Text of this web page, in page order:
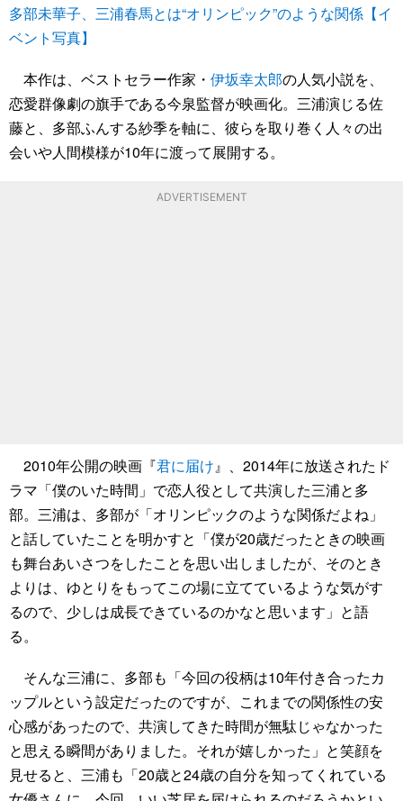
多部未華子、三浦春馬とは“オリンピック”のような関係【イ
ベント写真】
本作は、ベストセラー作家・ 伊坂幸太郎の人気小説を、
恋愛群像劇の旗手である今泉監督が映画化。三浦演じる佐
藤と、多部ふんする紗季を軸に、彼らを取り巻く人々の出
会いや人間模様が10年に渡って展開する。
ADVERTISEMENT
2010年公開の映画『君に届け』、2014年に放送されたド
ラマ「僕のいた時間」で恋人役として共演した三浦と多
部。三浦は、多部が「オリンピックのような関係だよね」
と話していたことを明かすと「僕が20歳だったときの映画
も舞台あいさつをしたことを思い出しましたが、そのとき
よりは、ゆとりをもってこの場に立てているような気がす
るので、少しは成長できているのかなと思います」と語
る。
そんな三浦に、多部も「今回の役柄は10年付き合ったカ
ップルという設定だったのですが、これまでの関係性の安
心感があったので、共演してきた時間が無駄じゃなかった
と思える瞬間がありました。それが嬉しかった」と笑顔を
見せると、三浦も「20歳と24歳の自分を知ってくれている